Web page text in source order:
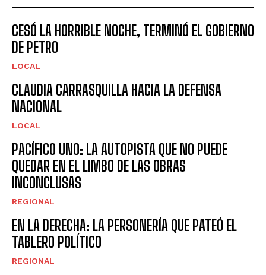
CESÓ LA HORRIBLE NOCHE, TERMINÓ EL GOBIERNO
DE PETRO
LOCAL
CLAUDIA CARRASQUILLA HACIA LA DEFENSA
NACIONAL
LOCAL
PACÍFICO UNO: LA AUTOPISTA QUE NO PUEDE
QUEDAR EN EL LIMBO DE LAS OBRAS
INCONCLUSAS
REGIONAL
EN LA DERECHA: LA PERSONERÍA QUE PATEÓ EL
TABLERO POLÍTICO
REGIONAL